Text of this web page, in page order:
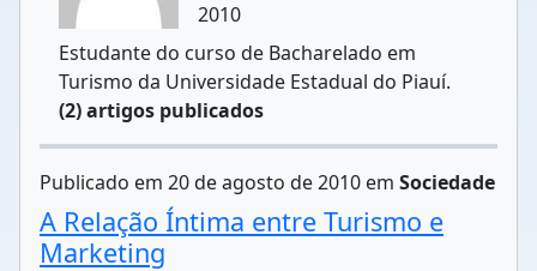
2010
Estudante do curso de Bacharelado em
Turismo da Universidade Estadual do Piauí.
(2) artigos publicados
Publicado em 20 de agosto de 2010 em Sociedade
A Relação Íntima entre Turismo e
Marketing